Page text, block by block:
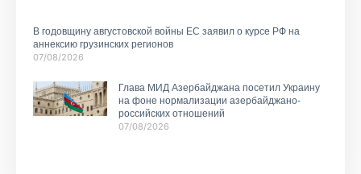
В годовщину августовской войны ЕС заявил о курсе РФ на
аннексию грузинских регионов
07/08/2026
Глава МИД Азербайджана посетил Украину
на фоне нормализации азербайджано-
российских отношений
07/08/2026